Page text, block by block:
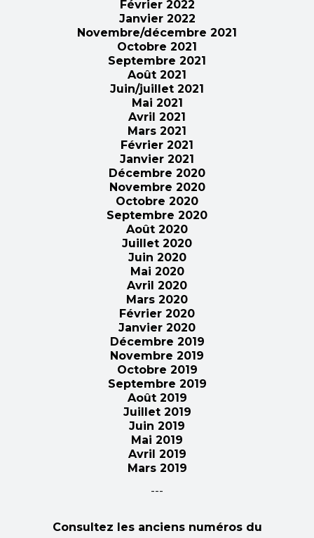
Février 2022
Janvier 2022
Novembre/décembre 2021
Octobre 2021
Septembre 2021
Août 2021
Juin/juillet 2021
Mai 2021
Avril 2021
Mars 2021
Février 2021
Janvier 2021
Décembre 2020
Novembre 2020
Octobre 2020
Septembre 2020
Août 2020
Juillet 2020
Juin 2020
Mai 2020
Avril 2020
Mars 2020
Février 2020
Janvier 2020
Décembre 2019
Novembre 2019
Octobre 2019
Septembre 2019
Août 2019
Juillet 2019
Juin 2019
Mai 2019
Avril 2019
Mars 2019
---
Consultez les anciens numéros du